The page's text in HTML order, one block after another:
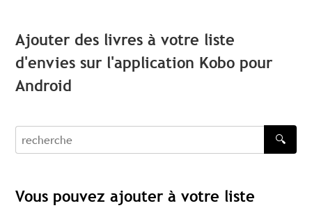
Ajouter des livres à votre liste
d'envies sur l'application Kobo pour
Android
recherche
🔍
Vous pouvez ajouter à votre liste